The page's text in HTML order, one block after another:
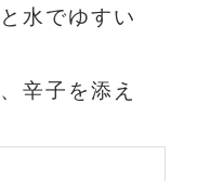
水でゆすい
辛子を添え